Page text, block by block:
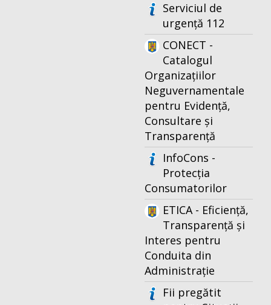
Serviciul de
urgență 112
CONECT -
Catalogul
Organizațiilor
Neguvernamentale
pentru Evidență,
Consultare și
Transparență
InfoCons -
Protecția
Consumatorilor
ETICA - Eficiență,
Transparență și
Interes pentru
Conduita din
Administrație
Fii pregătit